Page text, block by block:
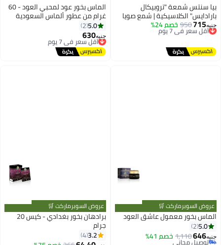
بيا سنتس شمعة "تروبيكال
بارادايس" الكلاسيكية | شمع صويا
جنيه715
950 خصم 24%أقل سعر في 7 يوم
توصيل مجاني
الماس بخور عود لمحبي العود - 60
غرام من عطور ألماس السعودية
5.0
2
جنيه630
أقل سعر في 7 يوم
توصيل مجاني
أقل سعر في 7 يوم
عروض السوبرماركت 🛒
الماس بخور معمول عاشق العود
5.0
2
جنيه646
1,110خصم 41%
عروض السوبرماركت 🛒
برادهان بخور بغدادي - كيس 20
جرام
3.2
4